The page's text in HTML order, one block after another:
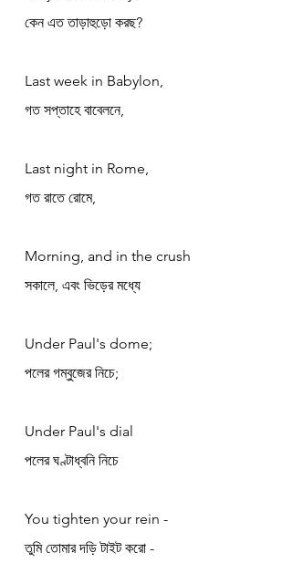
কেন এত তাড়াহুড়ো করছ?
Last week in Babylon,
গত সপ্তাহে বাবেলনে,
Last night in Rome,
গত রাতে রোমে,
Morning, and in the crush
সকালে, এবং ভিড়ের মধ্যে
Under Paul's dome;
পলের গম্বুজের নিচে;
Under Paul's dial
পলের ঘণ্টাধ্বনি নিচে
You tighten your rein -
তুমি তোমার দড়ি টাইট করো -